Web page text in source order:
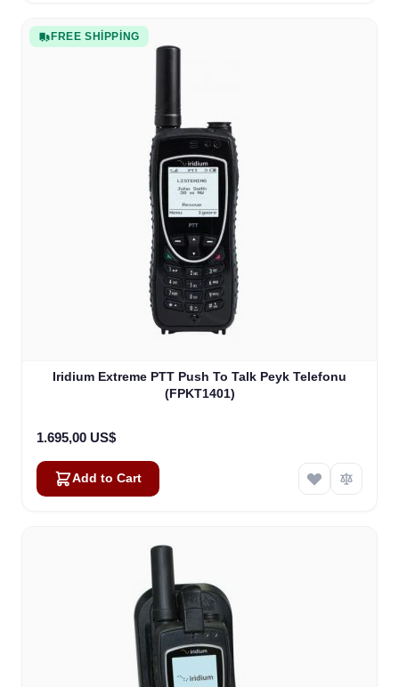
FREE SHIPPING
Iridium Extreme PTT Push To Talk Peyk Telefonu
(FPKT1401)
1.695,00 US$
Add to Cart